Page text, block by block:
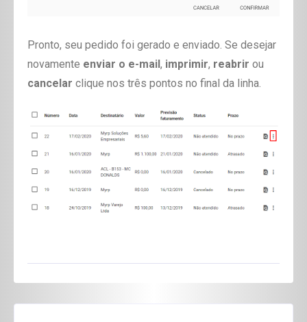
Pronto, seu pedido foi gerado e enviado. Se desejar
novamente enviar o e-mail , imprimir, reabrir ou
cancelar clique nos três pontos no final da linha.